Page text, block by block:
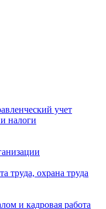
учет
налоги
труда, охрана труда
и кадровая работа